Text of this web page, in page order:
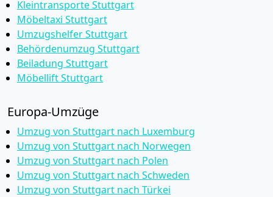
Kleintransporte Stuttgart
Möbeltaxi Stuttgart
Umzugshelfer Stuttgart
Behördenumzug Stuttgart
Beiladung Stuttgart
Möbellift Stuttgart
Europa-Umzüge
Umzug von Stuttgart nach Luxemburg
Umzug von Stuttgart nach Norwegen
Umzug von Stuttgart nach Polen
Umzug von Stuttgart nach Schweden
Umzug von Stuttgart nach Türkei